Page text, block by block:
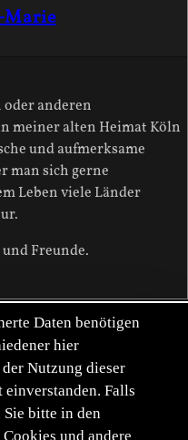
Marie
anderen
meiner alten Heimat Köln
und aufmerksame
man sich gerne
Leben viele Länder
Freunde.
Marie
2026-05-07
und Freunden.
Daten benötigen
hier
Nutzung dieser
einverstanden. Falls
bitte in den
und andere